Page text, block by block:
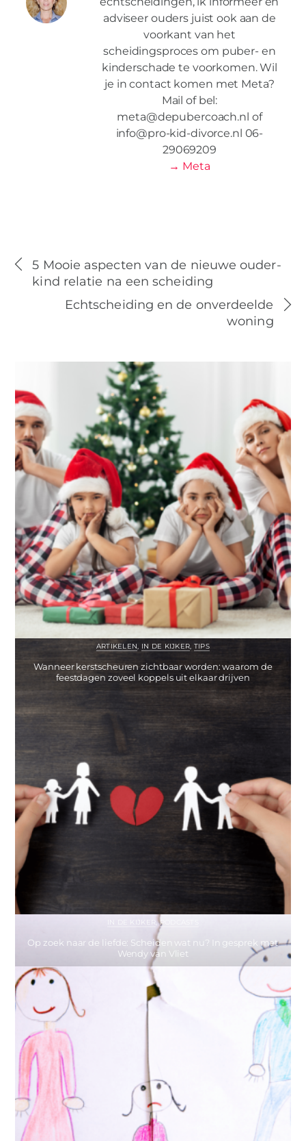
adviseer ouders juist ook aan de
voorkant van het
scheidingsproces om puber- en
kinderschade te voorkomen. Wil
je in contact komen met Meta?
Mail of bel:
meta@depubercoach.nl of
info@pro-kid-divorce.nl 06-
29069209
→ Meta
5 Mooie aspecten van de nieuwe ouder-
kind relatie na een scheiding
Echtscheiding en de onverdeelde
woning
ARTIKELEN IN DE KIJKER TIPS
Wanneer kerstscheuren zichtbaar worden: waarom de
feestdagen zoveel koppels uit elkaar drijven
IN DE KIJKER ,PODCASTS
Op zoek naar de liefde: Scheiden wat nu? In gesprek met
Wendy van Vliet